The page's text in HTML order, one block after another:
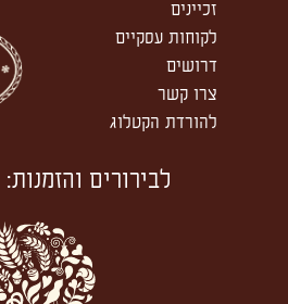
זכיינים
לקוחות עסקיים
דרושים
צרו קשר
להורדת הקטלוג
לבירורים והזמנות: